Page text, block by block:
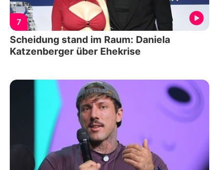
7
Scheidung stand im Raum: Daniela
Katzenberger über Ehekrise